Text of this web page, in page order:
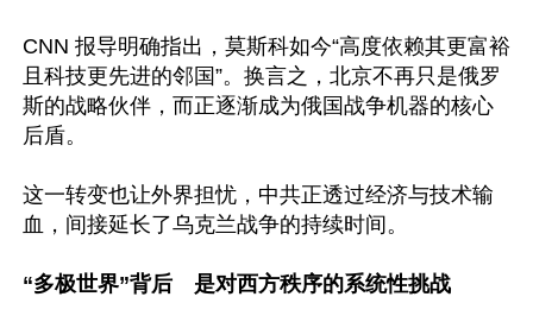
CNN 报导明确指出，莫斯科如今“高度依赖其更富裕
且科技更先进的邻国”。换言之，北京不再只是俄罗
斯的战略伙伴，而正逐渐成为俄国战争机器的核心
后盾。
这一转变也让外界担忧，中共正透过经济与技术输
血，间接延长了乌克兰战争的持续时间。
“多极世界”背后　是对西方秩序的系统性挑战